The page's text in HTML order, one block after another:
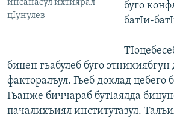
инсанасул ихтиярал
цIунулев
буго
батIи-
бицен гьабулеб буго
факторалъул. Гьеб доклад цебего
Гьанже биччараб бутIаялда
пачалихъиял институтазул.